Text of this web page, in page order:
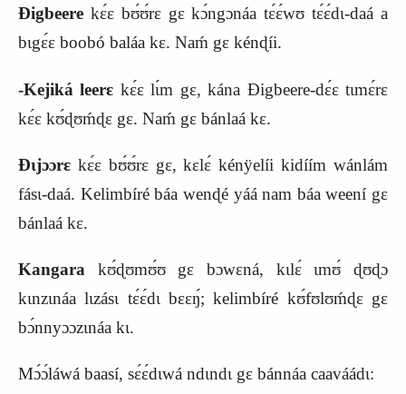
Ɖigbeere kɛ́ɛ bʊ́ʊ́rɛ gɛ kɔ́ngɔnáa tɛ́ɛ́wʊ tɛ́ɛ́dɩ-daá a
bɩgɛ́ɛ boobó baláa kɛ. Naḿ gɛ kénɖíi.
-Kejiká leerɛ kɛ́ɛ lɩ́m gɛ, kána Ɖigbeere-dɛ́ɛ tɩmɛ́rɛ
kɛ́ɛ kʊ́ɖʊḿɖɛ gɛ. Naḿ gɛ bánlaá kɛ.
Ɖɩjɔɔrɛ kɛ́ɛ bʊ́ʊ́rɛ gɛ, kɛlɛ́ kénÿelíi kidíím wánlám
fásɩ-daá. Kelimbíré báa wenɖé yáá nam báa weení gɛ
bánlaá kɛ.
Kangara kʊ́ɖʊmʊ́ʊ gɛ bɔwɛná, kɩlɛ́ ɩmʊ́ ɖʊɖɔ
kɩnzɩnáa lɩzásɩ tɛ́ɛ́dɩ bɛɛŋ́; kelimbíré kʊ́fʊlʊḿɖɛ gɛ
bɔ́nnyɔɔzɩnáa kɩ.
Mɔ́ɔ́láwá baasí, sɛ́ɛ́dɩwá ndɩndɩ gɛ bánnáa caaváádɩ: